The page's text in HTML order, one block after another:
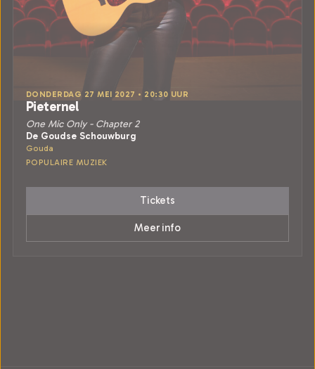
DONDERDAG 27 MEI 2027 • 20:30 UUR
Pieternel
One Mic Only - Chapter 2
De Goudse Schouwburg
Gouda
POPULAIRE MUZIEK
Tickets
Meer info